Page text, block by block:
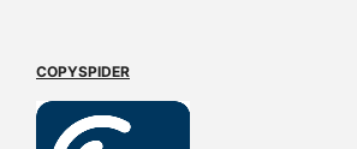
COPYSPIDER